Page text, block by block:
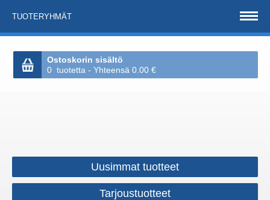
TUOTERYHMÄT
Ostoskorin sisältö
0 tuotetta - Yhteensä 0.00 €
Uusimmat tuotteet
Tarjoustuotteet